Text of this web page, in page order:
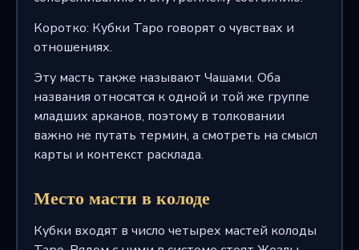
Коротко: Кубки Таро говорят о чувствах и
отношениях.
Эту масть также называют Чашами. Оба
названия относятся к одной и той же группе
младших арканов, поэтому в толковании
важно не путать термин, а смотреть на смысл
карты и контекст расклада.
Место масти в колоде
Кубки входят в число четырех мастей колоды